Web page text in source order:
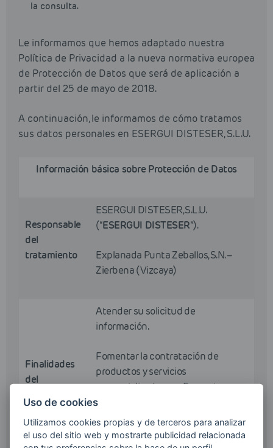
la consulta.
Le informamos que hemos adaptado nuestra
Política de Privacidad a la nueva normativa europea
de Protección de Datos que será de aplicación a
partir del 25 de mayo de 2018.
A continuación, le informamos de cómo tratamos
sus datos personales en ESERGUI DISTESER, S.L.U.
Información básica sobre Protección de Datos
Responsable
del
tratamiento
ESERGUI DISTESER, S.L.U.
(“ESERGUI DISTESER”).
Explanada Punta Zeballos, S.N. –
Zierbena (Vizcaya)
Finalidades
del
Atender su solicitud de
información.
Fomentar la contratación de
productos y servicios
comercializados por Esergui
Disteser mediante el envío de
comunicaciones comerciales por
cualquier medio, incluido el
Uso de cookies
Utilizamos cookies propias y de terceros para analizar
el uso del sitio web y mostrarte publicidad relacionada